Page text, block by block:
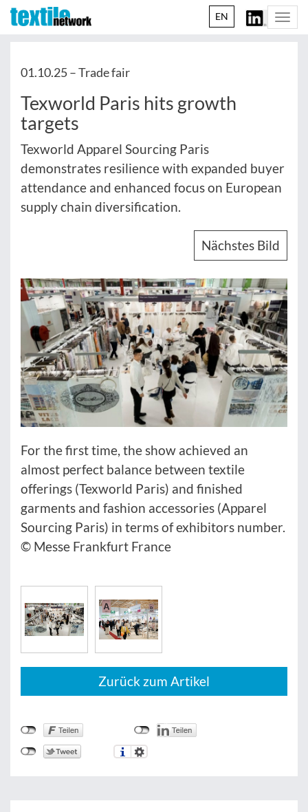
EN
01.10.25 –Trade fair
Texworld Paris hits growth
targets
Texworld Apparel Sourcing Paris
demonstrates resilience with expanded buyer
attendance and enhanced focus on European
supply chain diversification.
Nächstes Bild
For the first time, the show achieved an
almost perfect balance between textile
offerings (Texworld Paris) and finished
garments and fashion accessories (Apparel
Sourcing Paris) in terms of exhibitors number.
© Messe Frankfurt France
Zurück zum Artikel